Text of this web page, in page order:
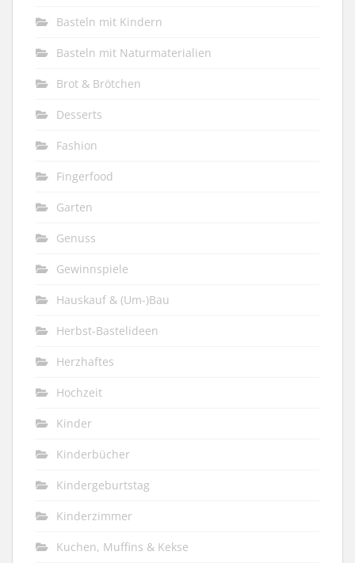
Basteln mit Kindern
Basteln mit Naturmaterialien
Brot & Brötchen
Desserts
Fashion
Fingerfood
Garten
Genuss
Gewinnspiele
Hauskauf & (Um-)Bau
Herbst-Bastelideen
Herzhaftes
Hochzeit
Kinder
Kinderbücher
Kindergeburtstag
Kinderzimmer
Kuchen, Muffins & Kekse